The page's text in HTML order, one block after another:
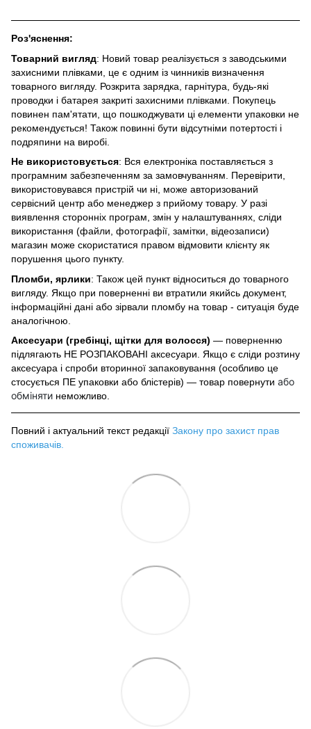
Роз'яснення:
Товарний вигляд: Новий товар реалізується з заводськими
захисними плівками, це є одним із чинників визначення
товарного вигляду. Розкрита зарядка, гарнітура, будь-які
проводки і батарея закриті захисними плівками. Покупець
повинен пам'ятати, що пошкоджувати ці елементи упаковки не
рекомендується! Також повинні бути відсутніми потертості і
подряпини на виробі.
Не використовується: Вся електроніка поставляється з
програмним забезпеченням за замовчуванням. Перевірити,
використовувався пристрій чи ні, може авторизований
сервісний центр або менеджер з прийому товару. У разі
виявлення сторонніх програм, змін у налаштуваннях, сліди
використання (файли, фотографії, замітки, відеозаписи)
магазин може скористатися правом відмовити клієнту як
порушення цього пункту.
Пломби, ярлики: Також цей пункт відноситься до товарного
вигляду. Якщо при поверненні ви втратили якийсь документ,
інформаційні дані або зірвали пломбу на товар - ситуація буде
аналогічною.
Аксесуари (гребінці, щітки для волосся) — поверненню
підлягають НЕ РОЗПАКОВАНІ аксесуари. Якщо є сліди розтину
аксесуара і спроби вторинної запаковування (особливо це
стосується ПЕ упаковки або блістерів) — товар повернути або
обміняти неможливо.
Повний і актуальний текст редакції Закону про захист прав
споживачів